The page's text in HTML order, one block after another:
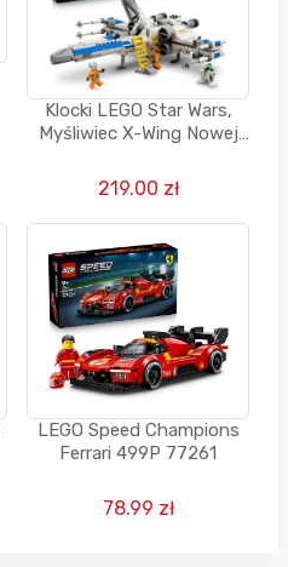
Klocki LEGO Star Wars,
Myśliwiec X-Wing Nowej
219.00 zł
LEGO Speed Champions
Ferrari 499P 77261
78.99 zł